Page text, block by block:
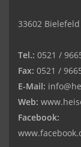
33602 Bielefeld
Tel.: 0521 /
Fax: 0521 /
E-Mail:
Web:
Facebook: